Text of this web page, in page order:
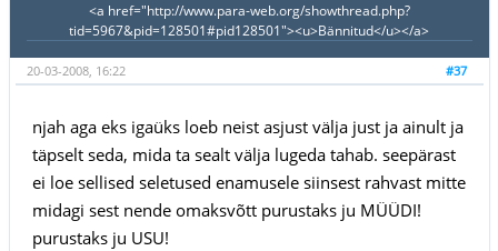
<a href="http://www.para-web.org/showthread.php?
tid=5967&pid=128501#pid128501"><u>Bännitud</u></a>
#37
20-03-2008, 16:22
njah aga eks igaüks loeb neist asjust välja just ja ainult ja
täpselt seda, mida ta sealt välja lugeda tahab. seepärast
ei loe sellised seletused enamusele siinsest rahvast mitte
midagi sest nende omaksvõtt purustaks ju MÜÜDI!
purustaks ju USU!